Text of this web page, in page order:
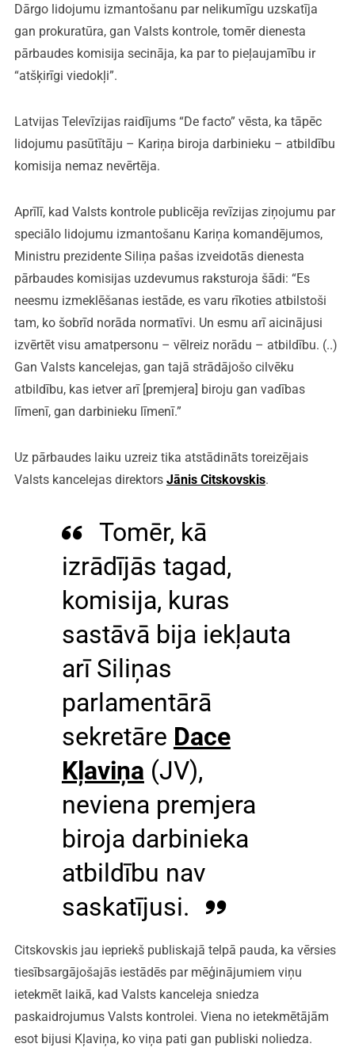
Dārgo lidojumu izmantošanu par nelikumīgu uzskatīja
gan prokuratūra, gan Valsts kontrole, tomēr dienesta
pārbaudes komisija secināja, ka par to pieļaujamību ir
“atšķirīgi viedokļi”.
Latvijas Televīzijas raidījums “De facto” vēsta, ka tāpēc
lidojumu pasūtītāju – Kariņa biroja darbinieku – atbildību
komisija nemaz nevērtēja.
Aprīlī, kad Valsts kontrole publicēja revīzijas ziņojumu par
speciālo lidojumu izmantošanu Kariņa komandējumos,
Ministru prezidente Siliņa pašas izveidotās dienesta
pārbaudes komisijas uzdevumus raksturoja šādi: “Es
neesmu izmeklēšanas iestāde, es varu rīkoties atbilstoši
tam, ko šobrīd norāda normatīvi. Un esmu arī aicinājusi
izvērtēt visu amatpersonu – vēlreiz norādu – atbildību. (..)
Gan Valsts kancelejas, gan tajā strādājošo cilvēku
atbildību, kas ietver arī [premjera] biroju gan vadības
līmenī, gan darbinieku līmenī.”
Uz pārbaudes laiku uzreiz tika atstādināts toreizējais
Valsts kancelejas direktors Jānis Citskovskis.
Tomēr, kā
izrādījās tagad,
komisija, kuras
sastāvā bija iekļauta
arī Siliņas
parlamentārā
sekretāre Dace
Kļaviņa (JV),
neviena premjera
biroja darbinieka
atbildību nav
saskatījusi.
Citskovskis jau iepriekš publiskajā telpā pauda, ka vērsies
tiesībsargājošajās iestādēs par mēģinājumiem viņu
ietekmēt laikā, kad Valsts kanceleja sniedza
paskaidrojumus Valsts kontrolei. Viena no ietekmētājām
esot bijusi Kļaviņa, ko viņa pati gan publiski noliedza.